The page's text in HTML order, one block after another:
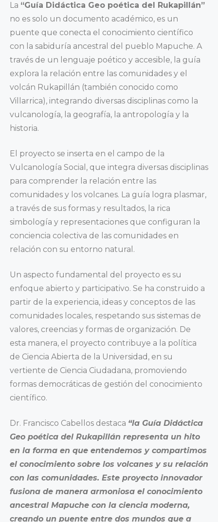
La “Guía Didáctica Geo poética del Rukapillán”
no es solo un documento académico, es un
puente que conecta el conocimiento científico
con la sabiduría ancestral del pueblo Mapuche. A
través de un lenguaje poético y accesible, la guía
explora la relación entre las comunidades y el
volcán Rukapillán (también conocido como
Villarrica), integrando diversas disciplinas como la
vulcanología, la geografía, la antropología y la
historia.
El proyecto se inserta en el campo de la
Vulcanología Social, que integra diversas disciplinas
para comprender la relación entre las
comunidades y los volcanes. La guía logra plasmar,
a través de sus formas y resultados, la rica
simbología y representaciones que configuran la
conciencia colectiva de las comunidades en
relación con su entorno natural.
Un aspecto fundamental del proyecto es su
enfoque abierto y participativo. Se ha construido a
partir de la experiencia, ideas y conceptos de las
comunidades locales, respetando sus sistemas de
valores, creencias y formas de organización. De
esta manera, el proyecto contribuye a la política
de Ciencia Abierta de la Universidad, en su
vertiente de Ciencia Ciudadana, promoviendo
formas democráticas de gestión del conocimiento
científico.
Dr. Francisco Cabellos destaca “la Guía Didáctica
Geo poética del Rukapillán representa un hito
en la forma en que entendemos y compartimos
el conocimiento sobre los volcanes y su relación
con las comunidades. Este proyecto innovador
fusiona de manera armoniosa el conocimiento
ancestral Mapuche con la ciencia moderna,
creando un puente entre dos mundos que a